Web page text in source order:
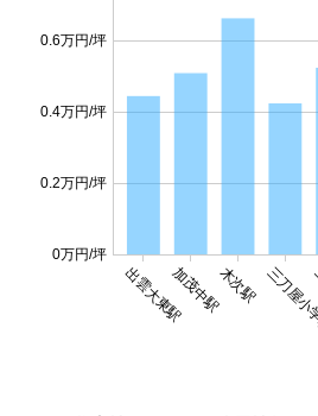
出雲大東駅加茂中駅木次駅 三刀
0万円/坪
0.2万円/坪
0.4万円/坪
0.6万円/坪